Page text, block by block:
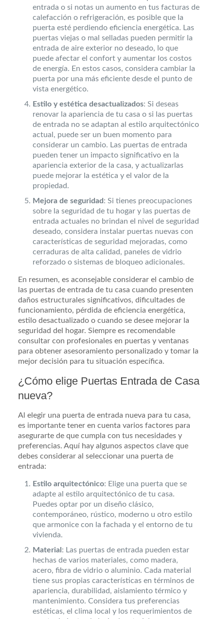
entrada o si notas un aumento en tus facturas de
calefacción o refrigeración, es posible que la
puerta esté perdiendo eficiencia energética. Las
puertas viejas o mal selladas pueden permitir la
entrada de aire exterior no deseado, lo que
puede afectar el confort y aumentar los costos
de energía. En estos casos, considera cambiar la
puerta por una más eficiente desde el punto de
vista energético.
Estilo y estética desactualizados: Si deseas
renovar la apariencia de tu casa o si las puertas
de entrada no se adaptan al estilo arquitectónico
actual, puede ser un buen momento para
considerar un cambio. Las puertas de entrada
pueden tener un impacto significativo en la
apariencia exterior de la casa, y actualizarlas
puede mejorar la estética y el valor de la
propiedad.
Mejora de seguridad: Si tienes preocupaciones
sobre la seguridad de tu hogar y las puertas de
entrada actuales no brindan el nivel de seguridad
deseado, considera instalar puertas nuevas con
características de seguridad mejoradas, como
cerraduras de alta calidad, paneles de vidrio
reforzado o sistemas de bloqueo adicionales.
En resumen, es aconsejable considerar el cambio de
las puertas de entrada de tu casa cuando presenten
daños estructurales significativos, dificultades de
funcionamiento, pérdida de eficiencia energética,
estilo desactualizado o cuando se desee mejorar la
seguridad del hogar. Siempre es recomendable
consultar con profesionales en puertas y ventanas
para obtener asesoramiento personalizado y tomar la
mejor decisión para tu situación específica.
¿Cómo elige Puertas Entrada de Casa
nueva?
Al elegir una puerta de entrada nueva para tu casa,
es importante tener en cuenta varios factores para
asegurarte de que cumpla con tus necesidades y
preferencias. Aquí hay algunos aspectos clave que
debes considerar al seleccionar una puerta de
entrada:
Estilo arquitectónico: Elige una puerta que se
adapte al estilo arquitectónico de tu casa.
Puedes optar por un diseño clásico,
contemporáneo, rústico, moderno u otro estilo
que armonice con la fachada y el entorno de tu
vivienda.
Material: Las puertas de entrada pueden estar
hechas de varios materiales, como madera,
acero, fibra de vidrio o aluminio. Cada material
tiene sus propias características en términos de
apariencia, durabilidad, aislamiento térmico y
mantenimiento. Considera tus preferencias
estéticas, el clima local y los requerimientos de